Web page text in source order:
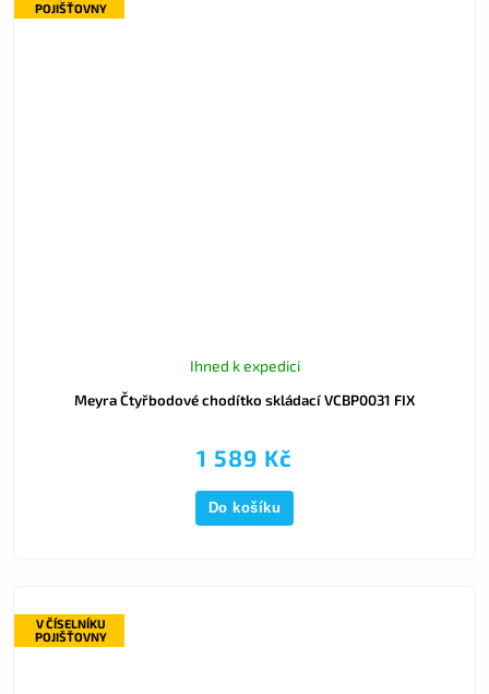
POJIŠŤOVNY
Meyra Čtyřbodové chodítko skládací VCBP0031 FIX
Ihned k expedici
1 589 Kč
Do košíku
V ČÍSELNÍKU
POJIŠŤOVNY